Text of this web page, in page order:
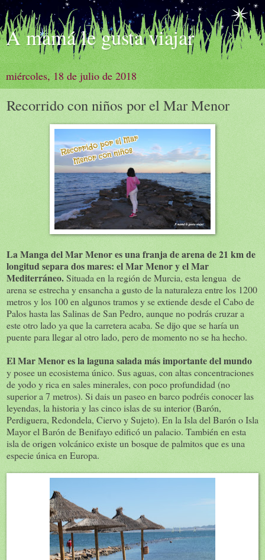
A mamá le gusta viajar
miércoles, 18 de julio de 2018
Recorrido con niños por el Mar Menor
La Manga del Mar Menor es una franja de arena de 21 km de
longitud separa dos mares: el Mar Menor y el Mar
Mediterráneo.Situada en la región de Murcia, esta lengua de
arena se estrecha y ensancha a gusto de la naturaleza entre los 1200
metros y los 100 en algunos tramos y se extiende desde el Cabo de
Palos hasta las Salinas de San Pedro, aunque no podrás cruzar a
este otro lado ya que la carretera acaba. Se dijo que se haría un
puente para llegar al otro lado, pero de momento no se ha hecho.
El Mar Menor es la laguna salada más importante del mundo
y posee un ecosistema único. Sus aguas, con altas concentraciones
de yodo y rica en sales minerales, con poco profundidad (no
superior a 7 metros). Si dais un paseo en barco podréis conocer las
leyendas, la historia y las cinco islas de su interior (Barón,
Perdiguera, Redondela, Ciervo y Sujeto). En la Isla del Barón o Isla
Mayor el Barón de Benifayo edificó un palacio. También en esta
isla de origen volcánico existe un bosque de palmitos que es una
especie única en Europa.